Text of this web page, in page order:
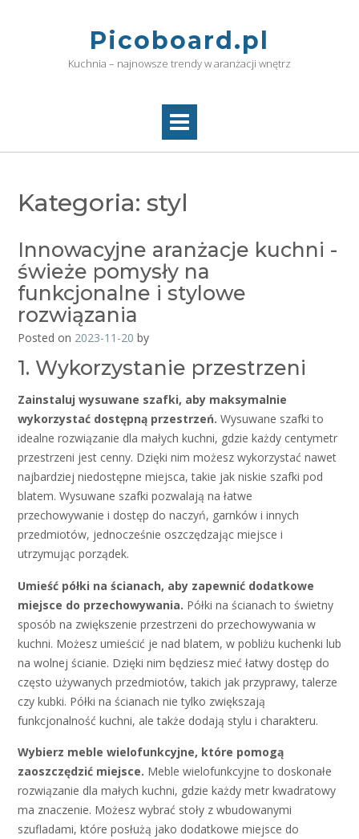
Picoboard.pl
Kuchnia – najnowsze trendy w aranżacji wnętrz
Kategoria: styl
Innowacyjne aranżacje kuchni -
świeże pomysły na
funkcjonalne i stylowe
rozwiązania
Posted on 2023-11-20 by
1. Wykorzystanie przestrzeni
Zainstaluj wysuwane szafki, aby maksymalnie
wykorzystać dostępną przestrzeń. Wysuwane szafki to
idealne rozwiązanie dla małych kuchni, gdzie każdy centymetr
przestrzeni jest cenny. Dzięki nim możesz wykorzystać nawet
najbardziej niedostępne miejsca, takie jak niskie szafki pod
blatem. Wysuwane szafki pozwalają na łatwe
przechowywanie i dostęp do naczyń, garnków i innych
przedmiotów, jednocześnie oszczędzając miejsce i
utrzymując porządek.
Umieść półki na ścianach, aby zapewnić dodatkowe
miejsce do przechowywania. Półki na ścianach to świetny
sposób na zwiększenie przestrzeni do przechowywania w
kuchni. Możesz umieścić je nad blatem, w pobliżu kuchenki lub
na wolnej ścianie. Dzięki nim będziesz mieć łatwy dostęp do
często używanych przedmiotów, takich jak przyprawy, talerze
czy kubki. Półki na ścianach nie tylko zwiększają
funkcjonalność kuchni, ale także dodają stylu i charakteru.
Wybierz meble wielofunkcyjne, które pomogą
zaoszczędzić miejsce. Meble wielofunkcyjne to doskonałe
rozwiązanie dla małych kuchni, gdzie każdy metr kwadratowy
ma znaczenie. Możesz wybrać stoły z wbudowanymi
szufladami, które posłużą jako dodatkowe miejsce do